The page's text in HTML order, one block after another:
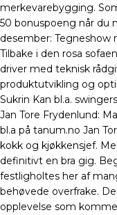
merkevarebygging.
50 bonuspoeng når du
desember: Tegneshow
Tilbake i den rosa
driver med teknisk
produktutvikling og
Sukrin Kan bl.a.
Jan Tore Frydenlund:
bl.a på tanum.no Jan
kokk og kjøkkensjef.
definitivt en bra gig.
festligholtes her af
behøvede overfrake.
opplevelse som